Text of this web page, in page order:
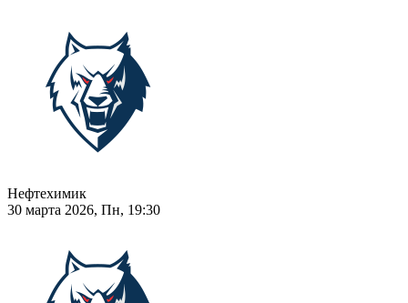
Нефтехимик
30 марта 2026, Пн, 19:30